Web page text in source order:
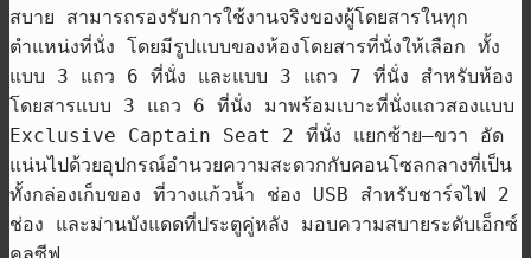
สบาย สามารถรองรับการใช้งานจริงของผู้โดยสารในทุก
ตำแหน่งที่นั่ง โดยมีรูปแบบของห้องโดยสารที่นั่งให้เลือก ทั้ง
แบบ 3 แถว 6 ที่นั่ง และแบบ 3 แถว 7 ที่นั่ง สำหรับห้อง
โดยสารแบบ 3 แถว 6 ที่นั่ง มาพร้อมเบาะที่นั่งแถวสองแบบ
Exclusive Captain Seat 2 ที่นั่ง แยกซ้าย–ขวา อัด
แน่นไปด้วยอุปกรณ์อำนวยความสะดวกกับคอนโซลกลางที่เป็น
ทั้งกล่องเก็บของ ที่วางแก้วน้ำ ช่อง USB สำหรับชาร์จไฟ 2
ช่อง และม่านบังแดดที่ประตูคู่หลัง มอบความสบายระดับเอ็กซ์
คลูซีฟ